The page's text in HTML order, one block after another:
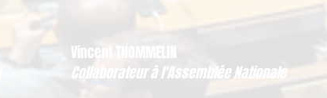
Vincent THOMMELIN
Collaborateur à l'Assemblée Nationale